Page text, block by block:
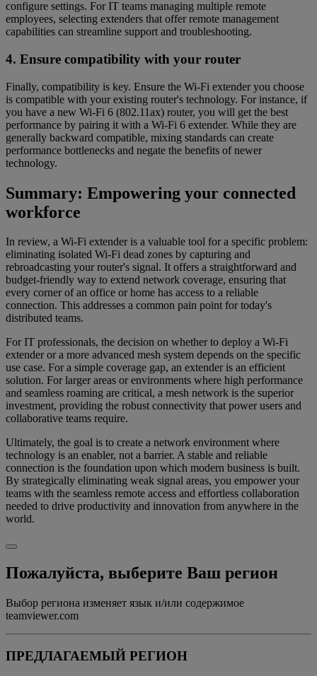
configure settings. For IT teams managing multiple remote
employees, selecting extenders that offer remote management
capabilities can streamline support and troubleshooting.
4. Ensure compatibility with your router
Finally, compatibility is key. Ensure the Wi-Fi extender you choose
is compatible with your existing router's technology. For instance, if
you have a new Wi-Fi 6 (802.11ax) router, you will get the best
performance by pairing it with a Wi-Fi 6 extender. While they are
generally backward compatible, mixing standards can create
performance bottlenecks and negate the benefits of newer
technology.
Summary: Empowering your connected
workforce
In review, a Wi-Fi extender is a valuable tool for a specific problem:
eliminating isolated Wi-Fi dead zones by capturing and
rebroadcasting your router's signal. It offers a straightforward and
budget-friendly way to extend network coverage, ensuring that
every corner of an office or home has access to a reliable
connection. This addresses a common pain point for today's
distributed teams.
For IT professionals, the decision on whether to deploy a Wi-Fi
extender or a more advanced mesh system depends on the specific
use case. For a simple coverage gap, an extender is an efficient
solution. For larger areas or environments where high performance
and seamless roaming are critical, a mesh network is the superior
investment, providing the robust connectivity that power users and
collaborative teams require.
Ultimately, the goal is to create a network environment where
technology is an enabler, not a barrier. A stable and reliable
connection is the foundation upon which modern business is built.
By strategically eliminating weak signal areas, you empower your
teams with the seamless remote access and effortless collaboration
needed to drive productivity and innovation from anywhere in the
world.
Пожалуйста, выберите Ваш регион
Выбор региона изменяет язык и/или содержимое
teamviewer.com
ПРЕДЛАГАЕМЫЙ РЕГИОН